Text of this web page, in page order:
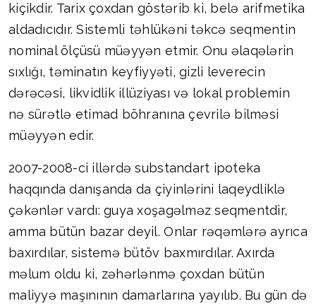
kiçikdir. Tarix çoxdan göstərib ki, belə arifmetika
aldadıcıdır. Sistemli təhlükəni təkcə seqmentin
nominal ölçüsü müəyyən etmir. Onu əlaqələrin
sıxlığı, təminatın keyfiyyəti, gizli leverecin
dərəcəsi, likvidlik illüziyası və lokal problemin
nə sürətlə etimad böhranına çevrilə bilməsi
müəyyən edir.
2007-2008-ci illərdə substandart ipoteka
haqqında danışanda da çiyinlərini laqeydliklə
çəkənlər vardı: guya xoşagəlməz seqmentdir,
amma bütün bazar deyil. Onlar rəqəmlərə ayrıca
baxırdılar, sistemə bütöv baxmırdılar. Axırda
məlum oldu ki, zəhərlənmə çoxdan bütün
maliyyə maşınının damarlarına yayılıb. Bu gün də